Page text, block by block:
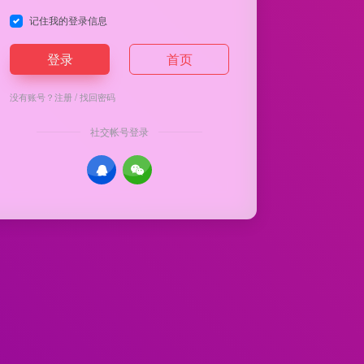
记住我的登录信息
登录 首页
没有账号？注册/找回密码
社交帐号登录